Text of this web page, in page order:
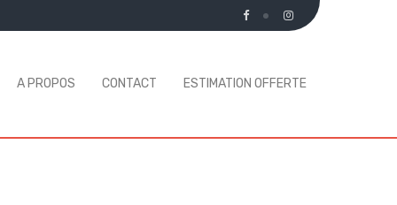
A PROPOS CONTACT ESTIMATION OFFERTE